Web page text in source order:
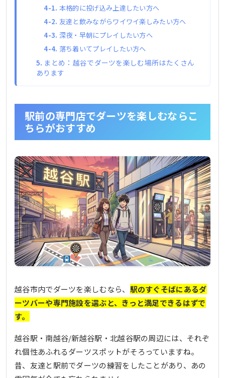
本格的に投げ込み上達したい方へ
友達と飲みながらワイワイ楽しみたい方へ
深夜・早朝にプレイしたい方へ
落ち着いてプレイしたい方へ
まとめ：越谷でダーツを楽しむ場所はたくさん
あります
駅前の専門店でダーツを楽しむならこ
ちらがおすすめ
越谷市内でダーツを楽しむなら、 駅のすぐそばにあるダ
ーツバーや専門施設を選ぶと、きっと満足できるはずで
す。
越谷駅・南越谷/新越谷駅・北越谷駅の周辺には、それぞ
れ個性あふれるダーツスポットがそろっていますね。
昔、友達と駅前でダーツの練習をしたことがあり、あの